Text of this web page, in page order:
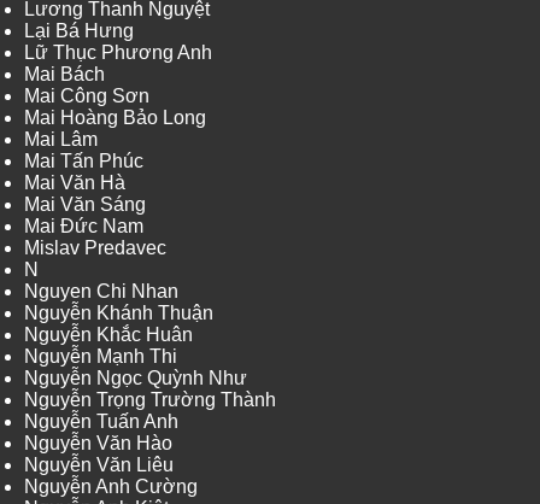
Lương Thanh Nguyệt
Lại Bá Hưng
Lữ Thục Phương Anh
Mai Bách
Mai Công Sơn
Mai Hoàng Bảo Long
Mai Lâm
Mai Tấn Phúc
Mai Văn Hà
Mai Văn Sáng
Mai Đức Nam
Mislav Predavec
N
Nguyen Chi Nhan
Nguyễn Khánh Thuận
Nguyễn Khắc Huân
Nguyễn Mạnh Thi
Nguyễn Ngọc Quỳnh Như
Nguyễn Trọng Trường Thành
Nguyễn Tuấn Anh
Nguyễn Văn Hào
Nguyễn Văn Liêu
Nguyễn Anh Cường